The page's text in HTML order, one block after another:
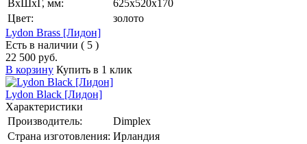
ВхШхГ, мм:
625х520х170
Цвет:
золото
Lydon Brass [Лидон]
Есть в наличии ( 5 )
22 500 руб.
В корзину Купить в 1 клик
Lydon Black [Лидон]
Характеристики
Производитель:
Dimplex
Страна изготовления: Ирландия